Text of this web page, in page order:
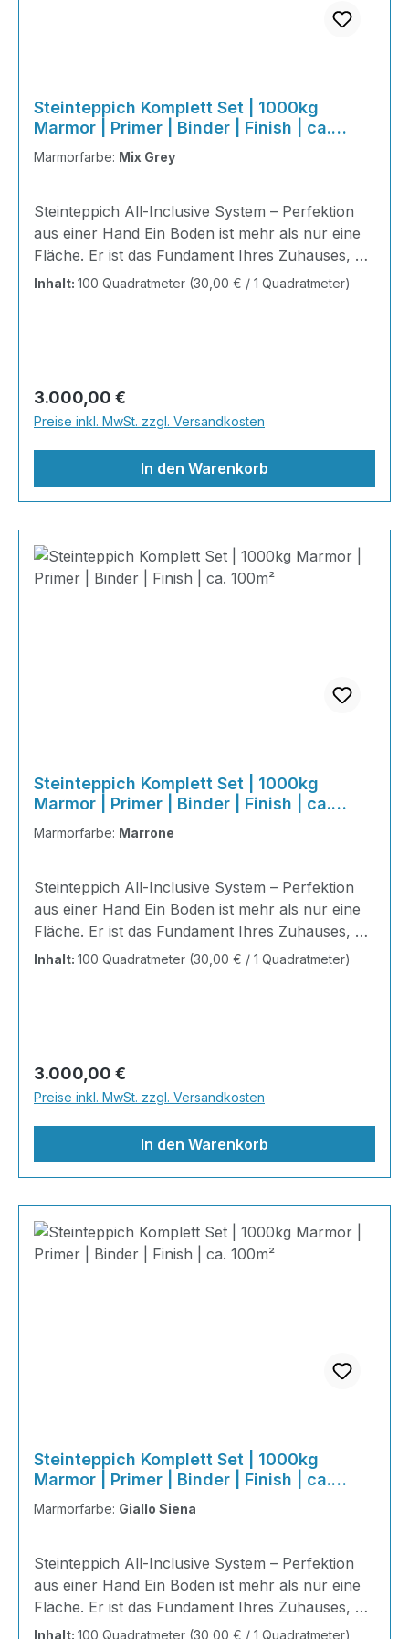
Steinteppich Komplett Set | 1000kg
Marmor | Primer | Binder | Finish | ca.
100m²
Marmorfarbe: Mix Grey
Steinteppich All-Inclusive System – Perfektion
aus einer Hand Ein Boden ist mehr als nur eine
Fläche. Er ist das Fundament Ihres Zuhauses, die
Bühne Ihres Alltags, die Basis für jedes Gefühl
kompromisslos hochwertig. Wohnraum-
Steinteppich aus echtem italienischen
Naturmarmor – pflegeleicht, farbecht und
individuell in der Gestaltung!
Inhalt: 100 Quadratmeter (30,00 € / 1 Quadratmeter)
Regulärer Preis:
3.000,00 €
Preise inkl. MwSt. zzgl. Versandkosten
In den Warenkorb
Steinteppich Komplett Set | 1000kg
Marmor | Primer | Binder | Finish | ca.
100m²
Marmorfarbe: Marrone
Steinteppich All-Inclusive System – Perfektion
aus einer Hand Ein Boden ist mehr als nur eine
Fläche. Er ist das Fundament Ihres Zuhauses, die
Bühne Ihres Alltags, die Basis für jedes Gefühl
kompromisslos hochwertig. Wohnraum-
Steinteppich aus echtem italienischen
Naturmarmor – pflegeleicht, farbecht und
individuell in der Gestaltung!
Inhalt: 100 Quadratmeter (30,00 € / 1 Quadratmeter)
Regulärer Preis:
3.000,00 €
Preise inkl. MwSt. zzgl. Versandkosten
In den Warenkorb
Steinteppich Komplett Set | 1000kg
Marmor | Primer | Binder | Finish | ca.
100m²
Marmorfarbe: Giallo Siena
Steinteppich All-Inclusive System – Perfektion
aus einer Hand Ein Boden ist mehr als nur eine
Fläche. Er ist das Fundament Ihres Zuhauses, die
Bühne Ihres Alltags, die Basis für jedes Gefühl
Inhalt: 100 Quadratmeter (30,00 € / 1 Quadratmeter)